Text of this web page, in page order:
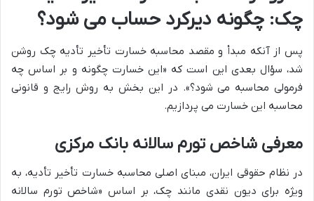
چک: چگونه دیرکرد حساب می شود؟
پس از آنکه مبدأ و مقصد محاسبه خسارت تأخیر تأدیه چک روشن
شد، سؤال بعدی این است که «این خسارت چگونه و بر اساس چه
فرمولی محاسبه می شود؟». در این بخش به روش رایج و قانونی
محاسبه این خسارت می پردازیم.
معرفی شاخص تورم سالانه بانک مرکزی
در نظام حقوقی ایران، مبنای اصلی محاسبه خسارت تأخیر تأدیه، به
ویژه برای دیون نقدی مانند چک، بر اساس «شاخص تورم سالانه